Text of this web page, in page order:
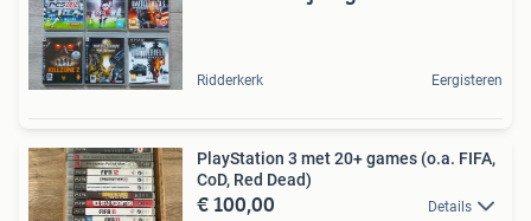
Ridderkerk Eergisteren
PlayStation 3 met 20+ games (o.a. FIFA,
CoD, Red Dead)
€ 100,00 Details